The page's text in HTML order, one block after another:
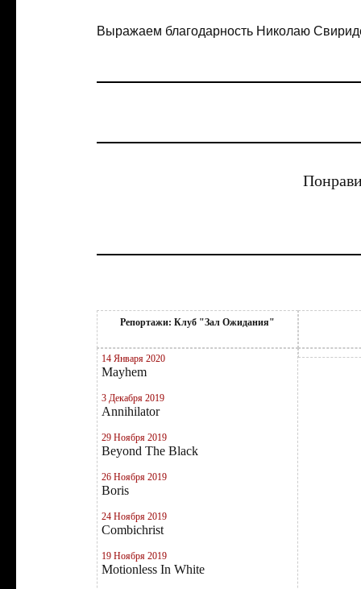
Выражаем благодарность Николаю
Репортажи: Клуб "Зал Ожидания"
14 Января 2020
Mayhem
3 Декабря 2019
Annihilator
29 Ноября 2019
Beyond The Black
26 Ноября 2019
Boris
24 Ноября 2019
Combichrist
19 Ноября 2019
Motionless In White